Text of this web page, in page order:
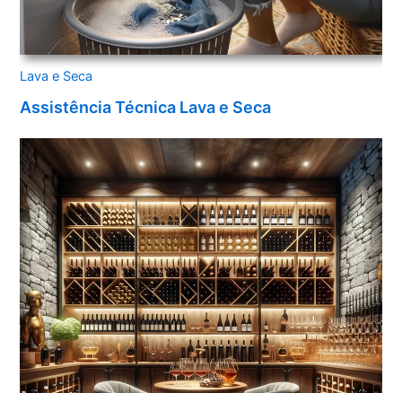
Lava e Seca
Assistência Técnica Lava e Seca